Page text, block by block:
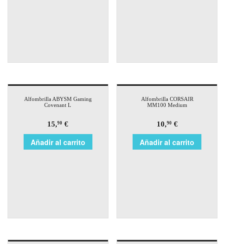
Alfombrilla ABYSM Gaming
Covenant L
15,90 €
Añadir al carrito
Alfombrilla CORSAIR
MM100 Medium
10,90€
Añadir al carrito